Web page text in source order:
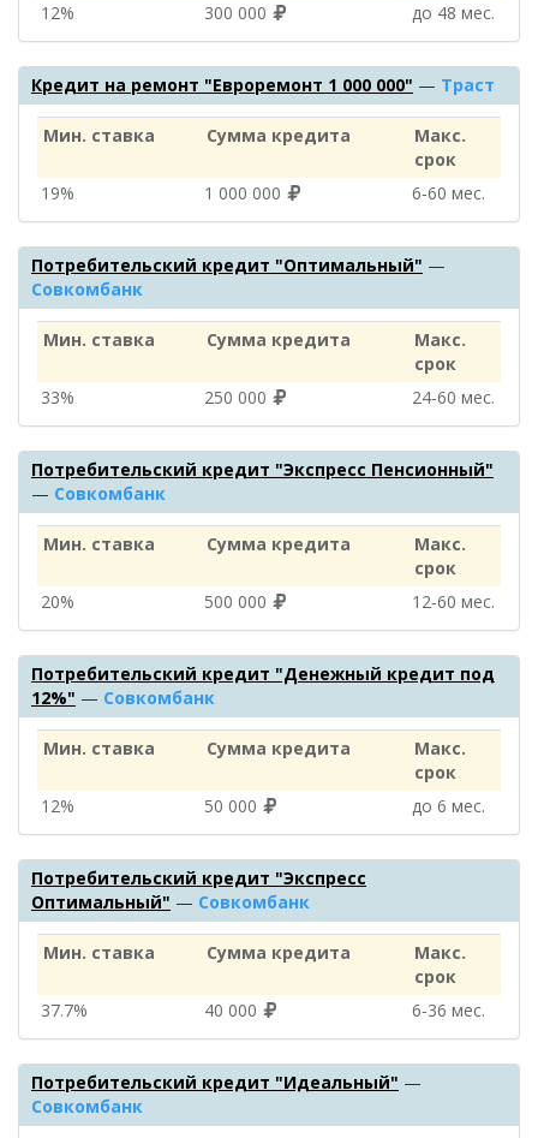
12%
300 000 до 48 мес.
Кредит на ремонт "Евроремонт 1 000 000" — Траст
Мин. ставка Сумма кредита
Макс.
срок
19%
1 000 000 6‑60 мес.
Потребительский кредит "Оптимальный" —
Совкомбанк
Мин. ставка Сумма кредита
Макс.
срок
33%
250 000 24‑60 мес.
Потребительский кредит "Экспресс Пенсионный"
— Совкомбанк
Мин. ставка Сумма кредита
Макс.
срок
20%
500 000 12‑60 мес.
Потребительский кредит "Денежный кредит под
12%" — Совкомбанк
Мин. ставка Сумма кредита
Макс.
срок
12%
50 000 до 6 мес.
Потребительский кредит "Экспресс
Оптимальный" — Совкомбанк
Мин. ставка Сумма кредита
Макс.
срок
37.7%
40 000 6‑36 мес.
Потребительский кредит "Идеальный" —
Совкомбанк